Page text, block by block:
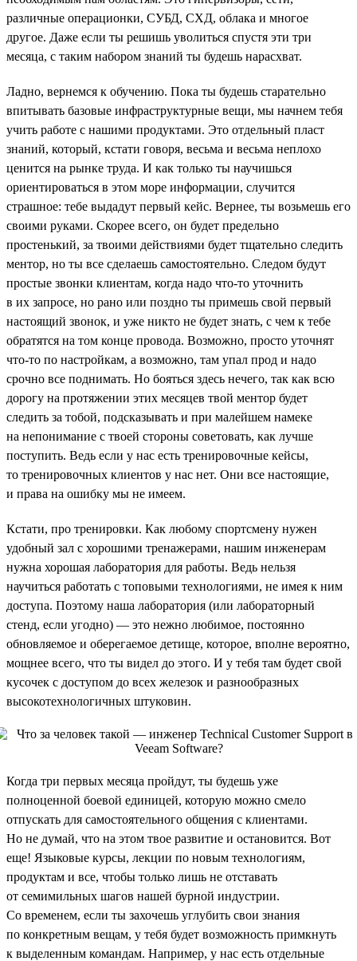
различные операционки, СУБД, СХД, облака и многое
другое. Даже если ты решишь уволиться спустя эти три
месяца, с таким набором знаний ты будешь нарасхват.
Ладно, вернемся к обучению. Пока ты будешь старательно
впитывать базовые инфраструктурные вещи, мы начнем тебя
учить работе с нашими продуктами. Это отдельный пласт
знаний, который, кстати говоря, весьма и весьма неплохо
ценится на рынке труда. И как только ты научишься
ориентироваться в этом море информации, случится
страшное: тебе выдадут первый кейс. Вернее, ты возьмешь его
своими руками. Скорее всего, он будет предельно
простенький, за твоими действиями будет тщательно следить
ментор, но ты все сделаешь самостоятельно. Следом будут
простые звонки клиентам, когда надо что-то уточнить
в их запросе, но рано или поздно ты примешь свой первый
настоящий звонок, и уже никто не будет знать, с чем к тебе
обратятся на том конце провода. Возможно, просто уточнят
что-то по настройкам, а возможно, там упал прод и надо
срочно все поднимать. Но бояться здесь нечего, так как всю
дорогу на протяжении этих месяцев твой ментор будет
следить за тобой, подсказывать и при малейшем намеке
на непонимание с твоей стороны советовать, как лучше
поступить. Ведь если у нас есть тренировочные кейсы,
то тренировочных клиентов у нас нет. Они все настоящие,
и права на ошибку мы не имеем.
Кстати, про тренировки. Как любому спортсмену нужен
удобный зал с хорошими тренажерами, нашим инженерам
нужна хорошая лаборатория для работы. Ведь нельзя
научиться работать с топовыми технологиями, не имея к ним
доступа. Поэтому наша лаборатория (или лабораторный
стенд, если угодно) — это нежно любимое, постоянно
обновляемое и оберегаемое детище, которое, вполне вероятно,
мощнее всего, что ты видел до этого. И у тебя там будет свой
кусочек с доступом до всех железок и разнообразных
высокотехнологичных штуковин.
Когда три первых месяца пройдут, ты будешь уже
полноценной боевой единицей, которую можно смело
отпускать для самостоятельного общения с клиентами.
Но не думай, что на этом твое развитие и остановится. Вот
еще! Языковые курсы, лекции по новым технологиям,
продуктам и все, чтобы только лишь не отставать
от семимильных шагов нашей бурной индустрии.
Со временем, если ты захочешь углубить свои знания
по конкретным вещам, у тебя будет возможность примкнуть
к выделенным командам. Например, у нас есть отдельные